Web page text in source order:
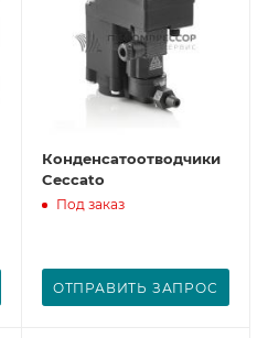
Конденсатоотводчики
Ceccato
Под заказ
ОТПРАВИТЬ ЗАПРОС